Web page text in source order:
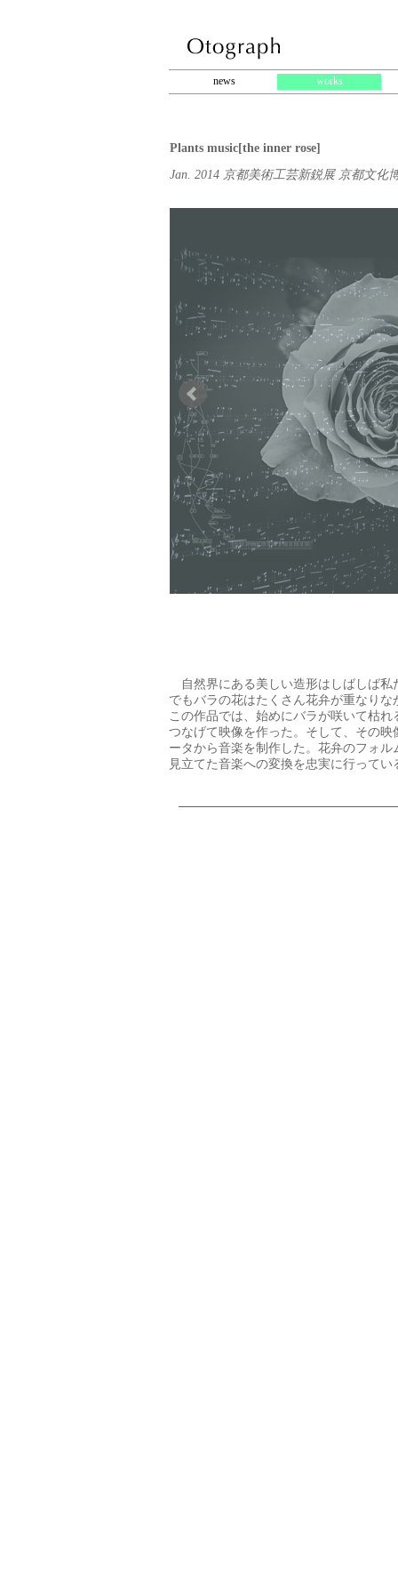
news works
Plants music[the inner rose]
Jan. 2014 京都美術工芸新鋭展 京都文化
自然界にある美しい造形はしばしば私
でもバラの花はたくさん花弁が重なり
この作品では、始めにバラが咲いて枯
つなげて映像を作った。そして、その
ータから音楽を制作した。花弁のフォ
見立てた音楽への変換を忠実に行ってい